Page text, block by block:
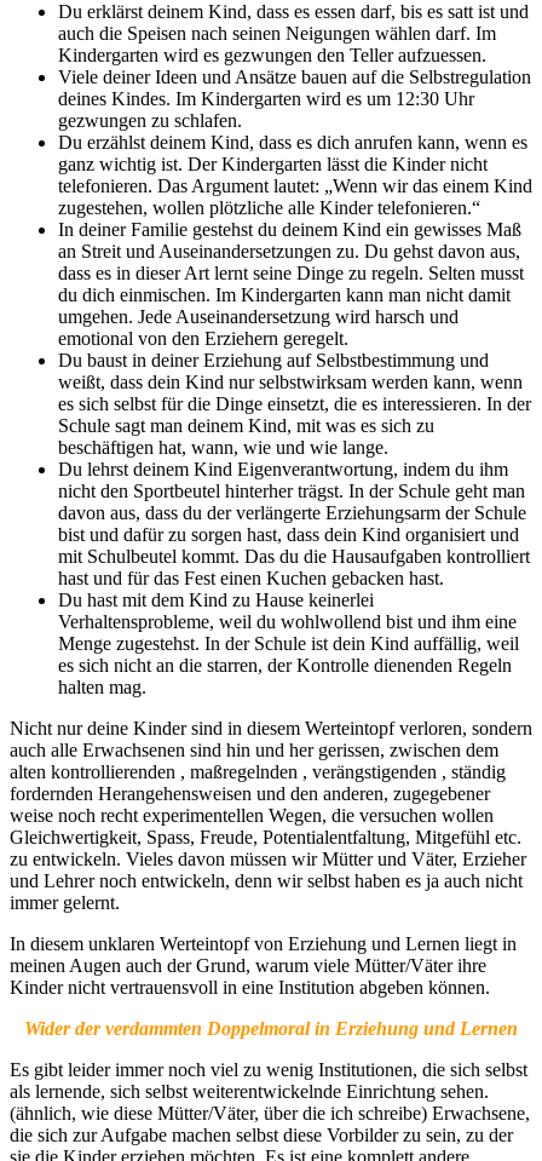
Du erklärst deinem Kind, dass es essen darf, bis es satt ist und
auch die Speisen nach seinen Neigungen wählen darf. Im
Kindergarten wird es gezwungen den Teller aufzuessen.
Viele deiner Ideen und Ansätze bauen auf die Selbstregulation
deines Kindes. Im Kindergarten wird es um 12:30 Uhr
gezwungen zu schlafen.
Du erzählst deinem Kind, dass es dich anrufen kann, wenn es
ganz wichtig ist. Der Kindergarten lässt die Kinder nicht
telefonieren. Das Argument lautet: „Wenn wir das einem Kind
zugestehen, wollen plötzliche alle Kinder telefonieren.“
In deiner Familie gestehst du deinem Kind ein gewisses Maß
an Streit und Auseinandersetzungen zu. Du gehst davon aus,
dass es in dieser Art lernt seine Dinge zu regeln. Selten musst
du dich einmischen. Im Kindergarten kann man nicht damit
umgehen. Jede Auseinandersetzung wird harsch und
emotional von den Erziehern geregelt.
Du baust in deiner Erziehung auf Selbstbestimmung und
weißt, dass dein Kind nur selbstwirksam werden kann, wenn
es sich selbst für die Dinge einsetzt, die es interessieren. In der
Schule sagt man deinem Kind, mit was es sich zu
beschäftigen hat, wann, wie und wie lange.
Du lehrst deinem Kind Eigenverantwortung, indem du ihm
nicht den Sportbeutel hinterher trägst. In der Schule geht man
davon aus, dass du der verlängerte Erziehungsarm der Schule
bist und dafür zu sorgen hast, dass dein Kind organisiert und
mit Schulbeutel kommt. Das du die Hausaufgaben kontrolliert
hast und für das Fest einen Kuchen gebacken hast.
Du hast mit dem Kind zu Hause keinerlei
Verhaltensprobleme, weil du wohlwollend bist und ihm eine
Menge zugestehst. In der Schule ist dein Kind auffällig, weil
es sich nicht an die starren, der Kontrolle dienenden Regeln
halten mag.
Nicht nur deine Kinder sind in diesem Werteintopf verloren, sondern
auch alle Erwachsenen sind hin und her gerissen, zwischen dem
alten kontrollierenden , maßregelnden , verängstigenden , ständig
fordernden Herangehensweisen und den anderen, zugegebener
weise noch recht experimentellen Wegen, die versuchen wollen
Gleichwertigkeit, Spass, Freude, Potentialentfaltung, Mitgefühl etc.
zu entwickeln. Vieles davon müssen wir Mütter und Väter, Erzieher
und Lehrer noch entwickeln, denn wir selbst haben es ja auch nicht
immer gelernt.
In diesem unklaren Werteintopf von Erziehung und Lernen liegt in
meinen Augen auch der Grund, warum viele Mütter/Väter ihre
Kinder nicht vertrauensvoll in eine Institution abgeben können.
Wider der verdammten Doppelmoral in Erziehung und Lernen
Es gibt leider immer noch viel zu wenig Institutionen, die sich selbst
als lernende, sich selbst weiterentwickelnde Einrichtung sehen.
(ähnlich, wie diese Mütter/Väter, über die ich schreibe) Erwachsene,
die sich zur Aufgabe machen selbst diese Vorbilder zu sein, zu der